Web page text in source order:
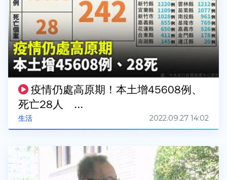
生活
疫情仍處高原期！本土增45608例、
死亡28人 ...
2022.09.27 14:02